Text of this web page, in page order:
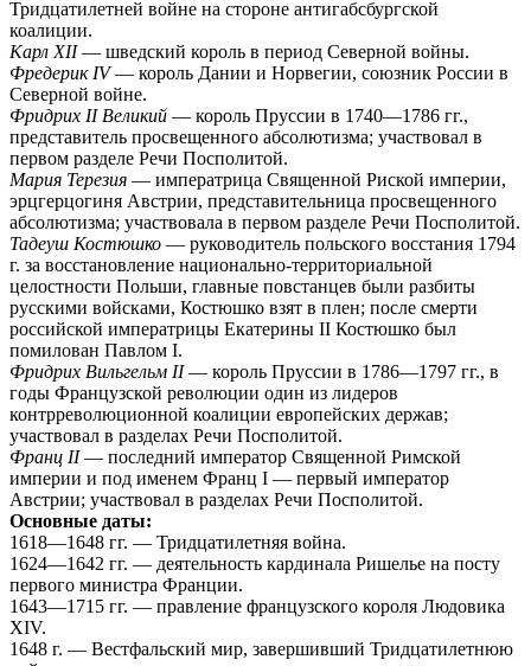
Тридцатилетней войне на стороне антигабсбургской
коалиции.
Карл XII— шведский король в период Северной войны.
Фредерик IV— король Дании и Норвегии, союзник России в
Северной войне.
Фридрих II Великий — король Пруссии в 1740—1786 гг.,
представитель просвещенного абсолютизма; участвовал в
первом разделе Речи Посполитой.
Мария Терезия — императрица Священной Риской империи,
эрцгерцогиня Австрии, представительница просвещенного
абсолютизма; участвовала в первом разделе Речи Посполитой.
Тадеуш Костюшко — руководитель польского восстания 1794
г. за восстановление национально-территориальной
целостности Польши, главные повстанцев были разбиты
русскими войсками, Костюшко взят в плен; после смерти
российской императрицы Екатерины II Костюшко был
помилован Павлом I.
Фридрих Вильгельм II— король Пруссии в 1786—1797 гг., в
годы Французской революции один из лидеров
контрреволюционной коалиции европейских держав;
участвовал в разделах Речи Посполитой.
Франц II— последний император Священной Римской
империи и под именем Франц I — первый император
Австрии; участвовал в разделах Речи Посполитой.
Основные даты:
1618—1648 гг. — Тридцатилетняя война.
1624—1642 гг. — деятельность кардинала Ришелье на посту
первого министра Франции.
1643—1715 гг. — правление французского короля Людовика
XIV.
1648 г. — Вестфальский мир, завершивший Тридцатилетнюю